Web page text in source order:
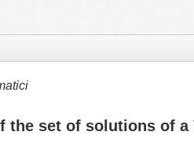
the set of solutions of